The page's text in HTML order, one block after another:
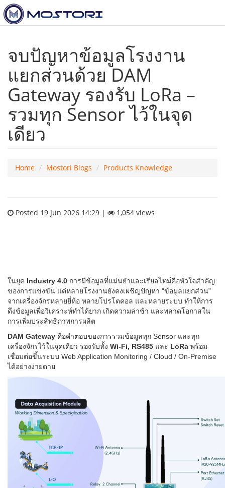
จบปัญหาข้อมูลโรงงาน
แยกส่วนด้วย DAM
Gateway รองรับ LoRa –
รวมทุก Sensor ไว้ในจุด
เดียว
Home Mostori Blogs Products Knowledge
Posted 19 Jun 2026 14:29 | 1,054 views
ในยุค Industry 4.0 การมีข้อมูลที่แม่นยำและเรียลไทม์คือหัวใจสำคัญ
ของการแข่งขัน แต่หลายโรงงานยังคงเผชิญปัญหา “ข้อมูลแยกส่วน”
จากเครื่องจักรหลายยี่ห้อ หลายโปรโตคอล และหลายระบบ ทำให้การ
ดึงข้อมูลเพื่อวิเคราะห์ทำได้ยาก เกิดความล่าช้า และพลาดโอกาสใน
การเพิ่มประสิทธิภาพการผลิต
DAM Gateway คือคำตอบของการรวมข้อมูลทุก Sensor และทุก
เครื่องจักรไว้ในจุดเดียว รองรับทั้ง Wi-Fi, RS485 และ LoRa พร้อม
เชื่อมต่อขึ้นระบบ Web Application Monitoring / Cloud / On-Premise
ได้อย่างง่ายดาย